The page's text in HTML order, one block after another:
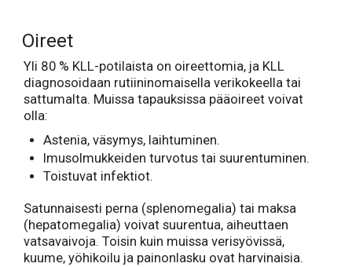
Oireet
Yli 80 % KLL-potilaista on oireettomia, ja KLL
diagnosoidaan rutiininomaisella verikokeella tai
sattumalta. Muissa tapauksissa pääoireet voivat
olla:
Astenia, väsymys, laihtuminen.
Imusolmukkeiden turvotus tai suurentuminen.
Toistuvat infektiot.
Satunnaisesti perna (splenomegalia) tai maksa
(hepatomegalia) voivat suurentua, aiheuttaen
vatsavaivoja. Toisin kuin muissa verisyövissä,
kuume, yöhikoilu ja painonlasku ovat harvinaisia.